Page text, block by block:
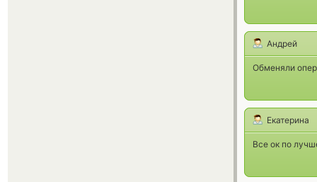
Андрей
Обменяли
Екатерина
Все ок по